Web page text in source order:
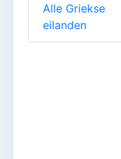
Alle Griekse
eilanden